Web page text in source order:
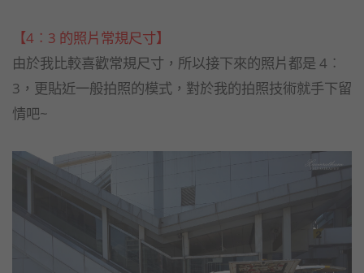
【4︰3 的照片常規尺寸】
由於我比較喜歡常規尺寸，所以接下來的照片都是 4︰
3，更貼近一般拍照的模式，對於我的拍照技術就手下留
情吧~